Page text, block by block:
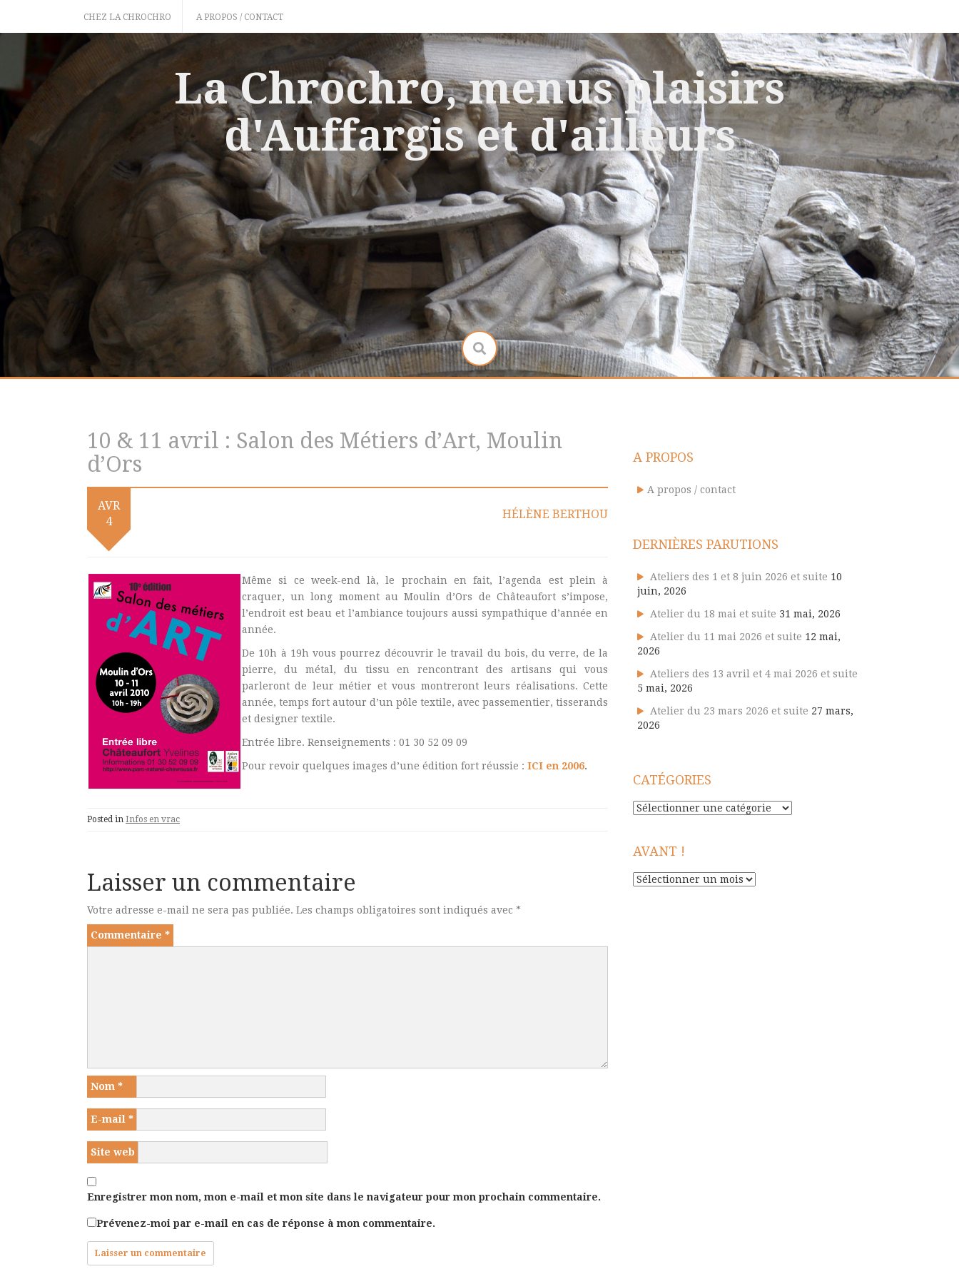
content
CHEZ LA CHROCHRO A PROPOS / CONTACT
La Chrochro, menus plaisirs
d'Auffargis et d'ailleurs
10 & 11 avril : Salon des Métiers d’Art, Moulin
d’Ors
AVR
4
HÉLÈNE BERTHOU
Même si ce week-end là, le prochain en fait, l’agenda est plein à
craquer, un long moment au Moulin d’Ors de Châteaufort s’impose,
l’endroit est beau et l’ambiance toujours aussi sympathique d’année en
année.
De 10h à 19h vous pourrez découvrir le travail du bois, du verre, de la
pierre, du métal, du tissu en rencontrant des artisans qui vous
parleront de leur métier et vous montreront leurs réalisations. Cette
année, temps fort autour d’un pôle textile, avec passementier, tisserands
et designer textile.
Entrée libre. Renseignements : 01 30 52 09 09
Pour revoir quelques images d’une édition fort réussie : ICI en 2006.
Posted in Infos en vrac
Laisser un commentaire
Votre adresse e-mail ne sera pas publiée. Les champs obligatoires sont indiqués avec *
Commentaire *
Nom *
E-mail *
Site web
Enregistrer mon nom, mon e-mail et mon site dans le navigateur pour mon prochain commentaire.
Prévenez-moi par e-mail en cas de réponse à mon commentaire.
A PROPOS
A propos / contact
DERNIÈRES PARUTIONS
Ateliers des 1 et 8 juin 2026 et suite 10
juin, 2026
Atelier du 18 mai et suite 31 mai, 2026
Atelier du 11 mai 2026 et suite 12 mai,
2026
Ateliers des 13 avril et 4 mai 2026 et suite
5 mai, 2026
Atelier du 23 mars 2026 et suite 27 mars,
2026
CATÉGORIES
Catégories
AVANT !
Avant